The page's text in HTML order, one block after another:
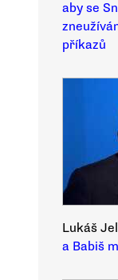
aby se
příkazů
Lukáš
a Babiš